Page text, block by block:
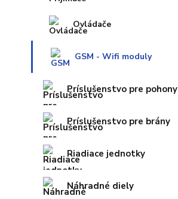
Ovládače
GSM - Wifi moduly
Príslušenstvo pre pohony
Príslušenstvo pre brány
Riadiace jednotky
Náhradné diely